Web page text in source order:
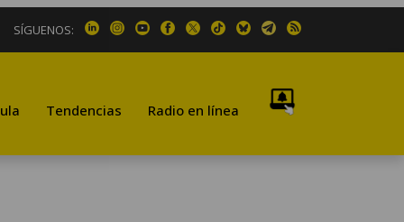
SÍGUENOS:
Tendencias Radio en línea